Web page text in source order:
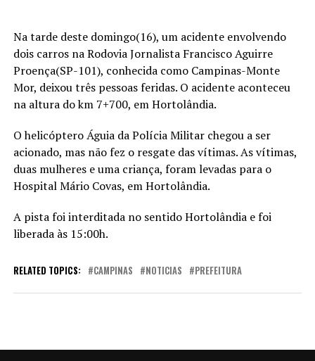
Na tarde deste domingo(16), um acidente envolvendo
dois carros na Rodovia Jornalista Francisco Aguirre
Proença(SP-101), conhecida como Campinas-Monte
Mor, deixou três pessoas feridas. O acidente aconteceu
na altura do km 7+700, em Hortolândia.
O helicóptero Águia da Polícia Militar chegou a ser
acionado, mas não fez o resgate das vítimas. As vítimas,
duas mulheres e uma criança, foram levadas para o
Hospital Mário Covas, em Hortolândia.
A pista foi interditada no sentido Hortolândia e foi
liberada às 15:00h.
RELATED TOPICS: CAMPINAS NOTICIAS PREFEITURA